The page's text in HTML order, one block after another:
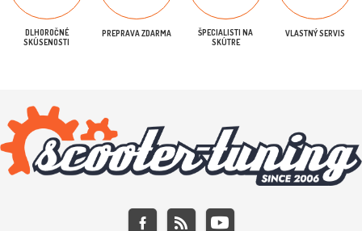
DLHOROČNÉ
SKÚSENOSTI
PREPRAVA ZDARMA
ŠPECIALISTI NA
SKÚTRE
VLASTNÝ SERVIS